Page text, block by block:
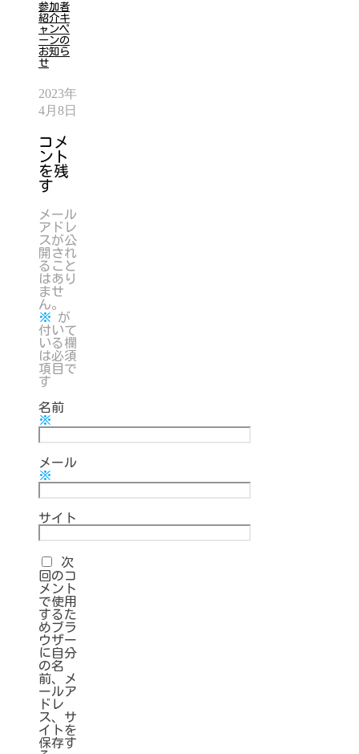
参加者
紹介キ
ャンペ
ーンの
お知ら
せ
2023年
4月8日
コメ
ント
を残
す
メール
アドレ
スが公
開され
ること
はあり
ませ
ん。
※ が
付いて
いる欄
は必須
項目で
す
名前
※
メール
※
サイト
次
回のコ
メント
で使用
するた
めブラ
ウザー
に自分
の名
前、メ
ールア
ドレ
ス、サ
イトを
保存す